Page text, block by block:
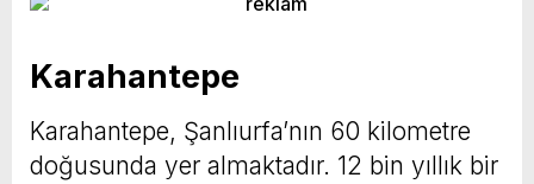
Karahantepe
Karahantepe, Şanlıurfa’nın 60 kilometre
doğusunda yer almaktadır. 12 bin yıllık bir